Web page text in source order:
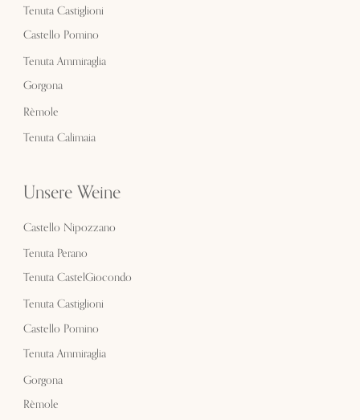
Tenuta Castiglioni
Castello Pomino
Tenuta Ammiraglia
Gorgona
Rèmole
Tenuta Calimaia
Unsere Weine
Castello Nipozzano
Tenuta Perano
Tenuta CastelGiocondo
Tenuta Castiglioni
Castello Pomino
Tenuta Ammiraglia
Gorgona
Rèmole